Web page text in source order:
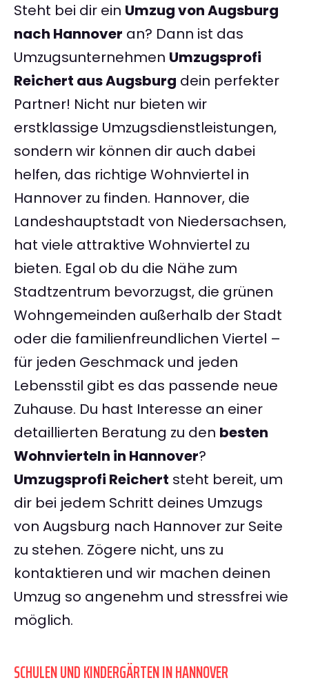
Steht bei dir ein Umzug von Augsburg
nach Hannover an? Dann ist das
Umzugsunternehmen Umzugsprofi
Reichert aus Augsburg dein perfekter
Partner! Nicht nur bieten wir
erstklassige Umzugsdienstleistungen,
sondern wir können dir auch dabei
helfen, das richtige Wohnviertel in
Hannover zu finden. Hannover, die
Landeshauptstadt von Niedersachsen,
hat viele attraktive Wohnviertel zu
bieten. Egal ob du die Nähe zum
Stadtzentrum bevorzugst, die grünen
Wohngemeinden außerhalb der Stadt
oder die familienfreundlichen Viertel –
für jeden Geschmack und jeden
Lebensstil gibt es das passende neue
Zuhause. Du hast Interesse an einer
detaillierten Beratung zu den besten
Wohnvierteln in Hannover?
Umzugsprofi Reichert steht bereit, um
dir bei jedem Schritt deines Umzugs
von Augsburg nach Hannover zur Seite
zu stehen. Zögere nicht, uns zu
kontaktieren und wir machen deinen
Umzug so angenehm und stressfrei wie
möglich.
SCHULEN UND KINDERGÄRTEN IN HANNOVER